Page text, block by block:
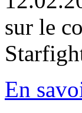
sur le
En